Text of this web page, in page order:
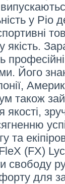
у Ріо
якість.
Його
також
та
FleX (FX)
свободу
для